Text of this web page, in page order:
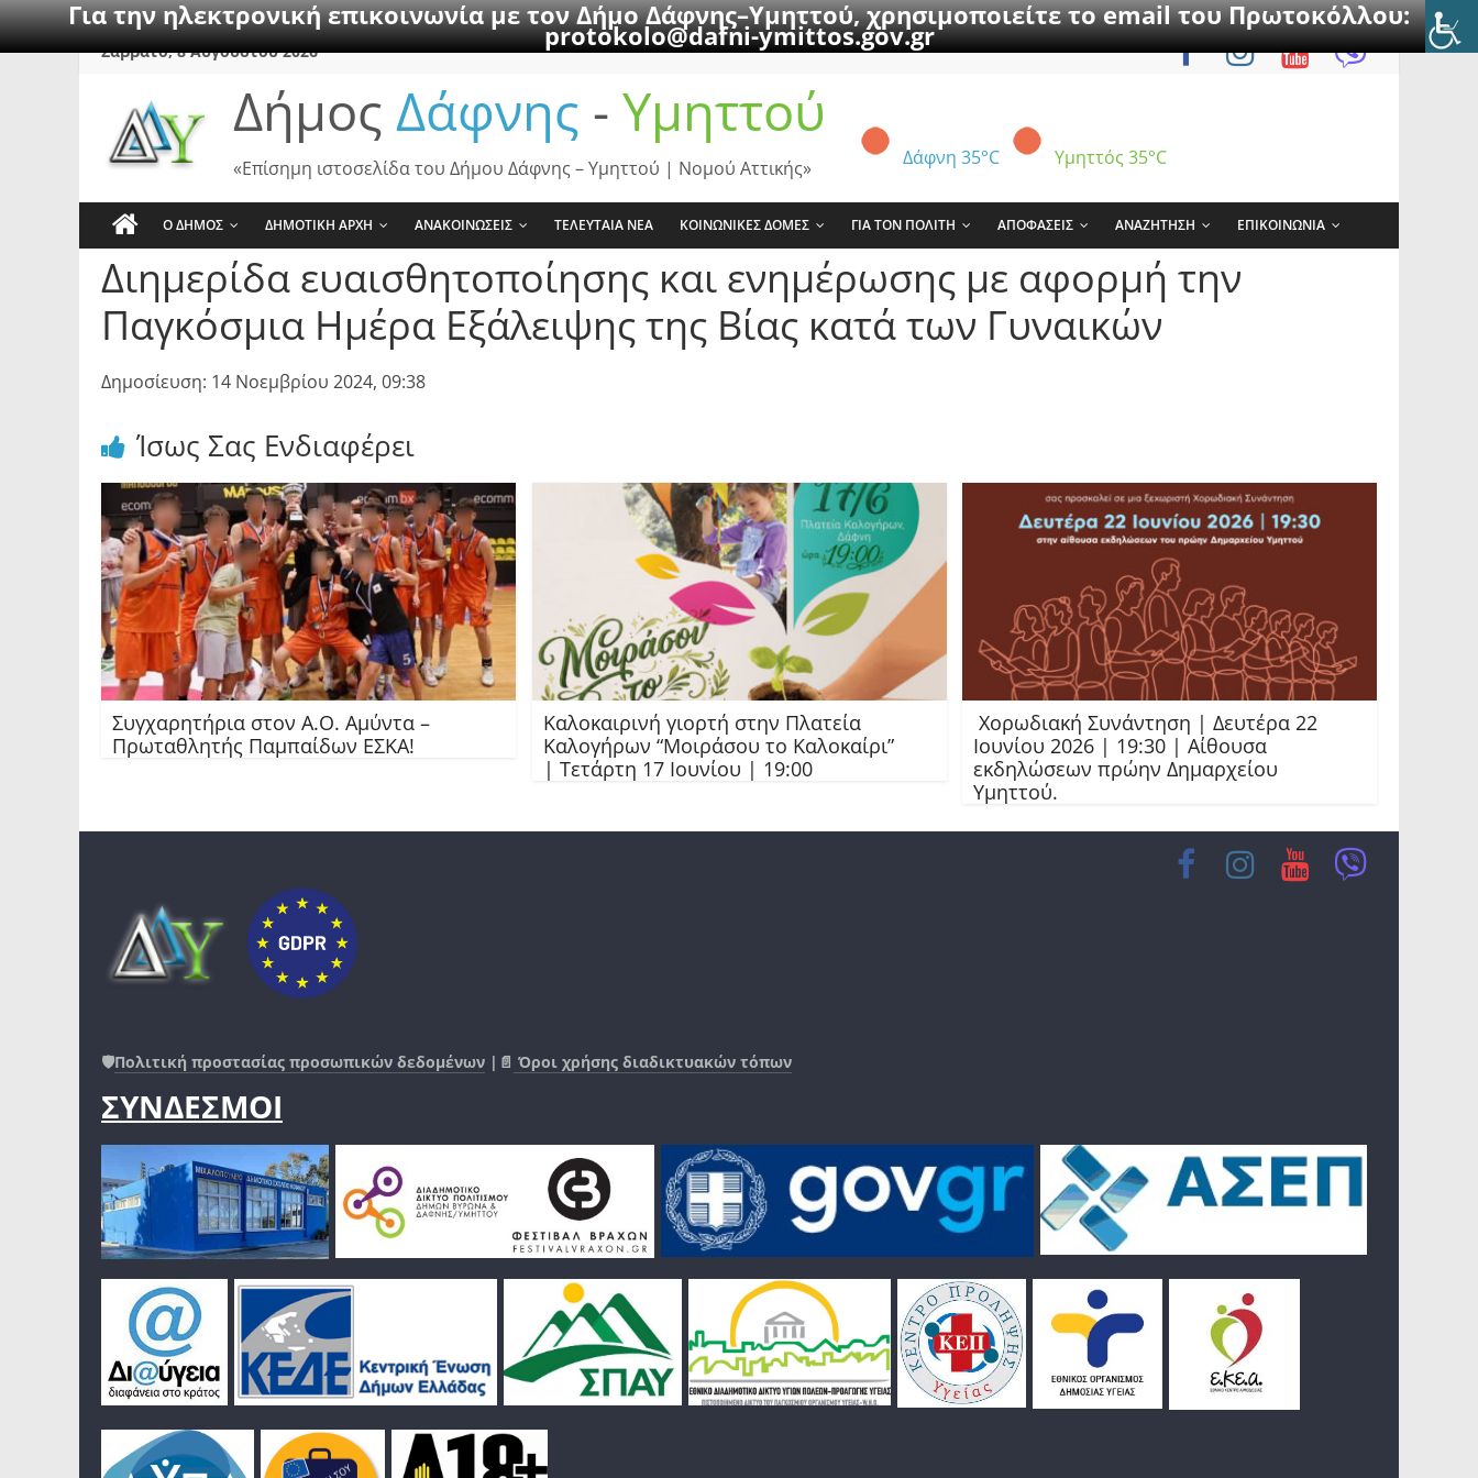
Για την ηλεκτρονική επικοινωνία με τον Δήμο Δάφνης–Υμηττού, χρησιμοποιείτε το email του Πρωτοκόλλου:
protokolo@dafni-ymittos.gov.gr
SkipΣάββατο, 8 Αυγούστου 2026
Δήμος Δάφνης - Υμηττού
Δάφνη 35°C Υμηττός 35°C
«Επίσημη ιστοσελίδα του Δήμου Δάφνης – Υμηττού | Νομού Αττικής»
Ο ΔΗΜΟΣ ΔΗΜΟΤΙΚΗ ΑΡΧΗ ΑΝΑΚΟΙΝΩΣΕΙΣ ΤΕΛΕΥΤΑΙΑ ΝΕΑ ΚΟΙΝΩΝΙΚΕΣ ΔΟΜΕΣ ΓΙΑ ΤΟΝ ΠΟΛΙΤΗ ΑΠΟΦΑΣΕΙΣ ΑΝΑΖΗΤΗΣΗ ΕΠΙΚΟΙΝΩΝΙΑ
Διημερίδα ευαισθητοποίησης και ενημέρωσης με αφορμή την
Παγκόσμια Ημέρα Εξάλειψης της Βίας κατά των Γυναικών
Δημοσίευση: 14 Νοεμβρίου 2024, 09:38
Ίσως Σας Ενδιαφέρει
Συγχαρητήρια στον Α.Ο. Αμύντα –
Πρωταθλητής Παμπαίδων ΕΣΚΑ!
Καλοκαιρινή γιορτή στην Πλατεία
Καλογήρων “Μοιράσου το Καλοκαίρι”
| Τετάρτη 17 Ιουνίου | 19:00
Χορωδιακή Συνάντηση | Δευτέρα 22
Ιουνίου 2026 | 19:30 | Αίθουσα
εκδηλώσεων πρώην Δημαρχείου
Υμηττού.
🛡️Πολιτική προστασίας προσωπικών δεδομένων |📄 Όροι χρήσης διαδικτυακών τόπων
ΣΥΝΔΕΣΜΟΙ